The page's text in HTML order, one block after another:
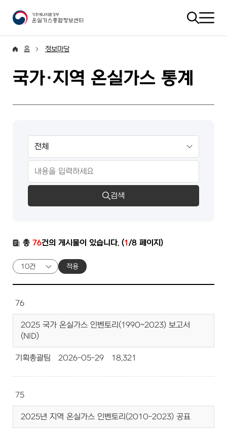
홈 정보마당
국가·지역 온실가스 통계
검색
총 76건의 게시물이 있습니다. (1/8 페이지)
적용
76
2025 국가 온실가스 인벤토리(1990~2023) 보고서
(NID)
기획총괄팀 2026-05-29 18,321
75
2025년 지역 온실가스 인벤토리(2010-2023) 공표